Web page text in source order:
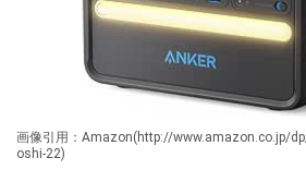
画像引用：Amazon(http://www.amazon.co.jp/
oshi-22)